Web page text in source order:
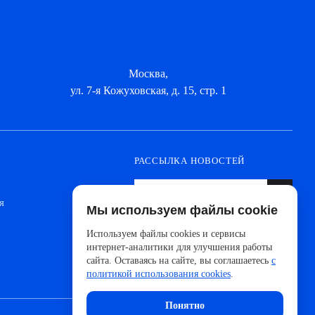
Москва,
ул. 7-я Кожуховская, д. 15, стр. 1
РАССЫЛКА НОВОСТЕЙ
новинок от ведущих производителей и
новостей АйДистрибьют
Мы используем файлы cookie
Используем файлы cookies и сервисы
интернет-аналитики для улучшения работы
сайта. Оставаясь на сайте, вы соглашаетесь с
политикой использования cookies.
Понятно